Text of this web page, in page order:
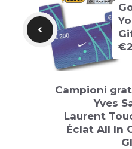
Campioni
Yves
Laurent
Éclat All In